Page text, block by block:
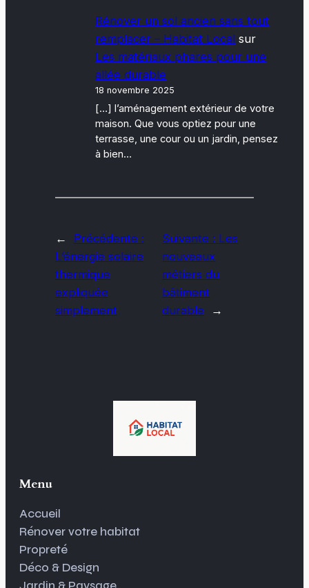
Rénover un sol ancien sans tout
remplacer – Habitat Local sur
Les matériaux phares pour une
allée durable
18 novembre 2025
[…] l’aménagement extérieur de votre
maison. Que vous optiez pour une
terrasse, une cour ou un jardin, pensez
à bien…
←
Précédente :
L’énergie solaire
thermique
expliquée
simplement
Suivante : Les
nouveaux
métiers du
bâtiment
durable
→
Menu
Accueil
Rénover votre habitat
Propreté
Déco & Design